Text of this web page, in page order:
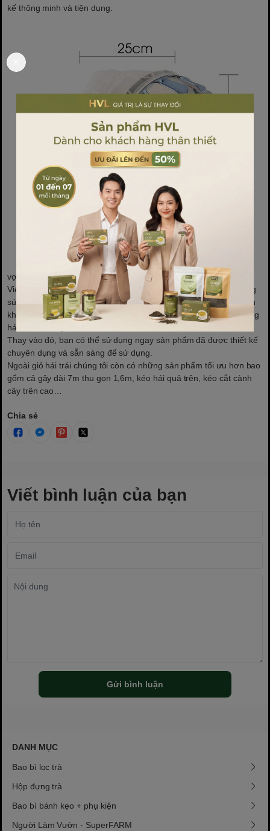
kế thông minh và tiện dụng.
vợt hái trái cây đa năng
Việc mua dụng cụ hái trái còn giúp bạn tiết kiệm thời gian và công
sức. Bạn không cần phải tự làm vợt hái quả từ những nguyên liệu
không đảm bảo, không phải lo lắng về độ chắc chắn hay khả năng
hái các loại cây khác nhau.
Thay vào đó, bạn có thể sử dụng ngay sản phẩm đã được thiết kế
chuyên dụng và sẵn sàng để sử dụng.
Ngoài giỏ hái trái chúng tôi còn có những sản phẩm tối ưu hơn bao
gổm cả gậy dài 7m thu gọn 1,6m, kéo hái quả trên, kéo cắt cành
cây trên cao…
Chia sẻ
Viết bình luận của bạn
Gửi bình luận
DANH MỤC
Bao bì lọc trà
Hộp đựng trà
Bao bì bánh kẹo + phụ kiện
Người Làm Vườn - SuperFARM